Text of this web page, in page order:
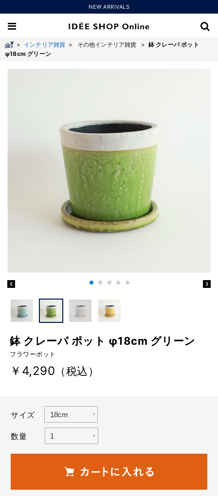
NEW ARRIVALS
> インテリア雑貨 > その他インテリア雑貨 > 鉢 クレーパ ポット
φ18cm グリーン
鉢 クレーパ ポット φ18cm グリーン
フラワーポット
￥4,290 （税込）
サイズ
数量